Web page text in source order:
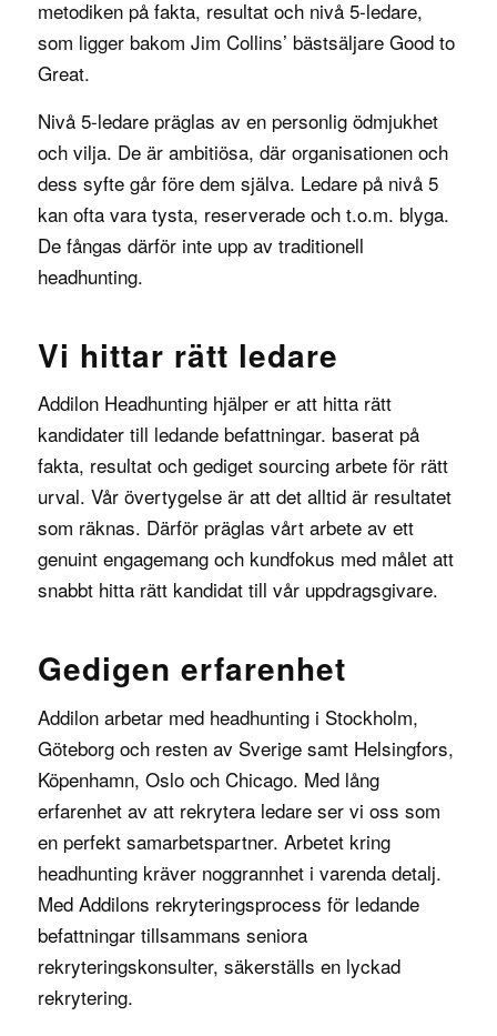
metodiken på fakta, resultat och nivå 5-ledare,
som ligger bakom Jim Collins’ bästsäljare Good to
Great.
Nivå 5-ledare präglas av en personlig ödmjukhet
och vilja. De är ambitiösa, där organisationen och
dess syfte går före dem själva. Ledare på nivå 5
kan ofta vara tysta, reserverade och t.o.m. blyga.
De fångas därför inte upp av traditionell
headhunting.
Vi hittar rätt ledare
Addilon Headhunting hjälper er att hitta rätt
kandidater till ledande befattningar. baserat på
fakta, resultat och gediget sourcing arbete för rätt
urval. Vår övertygelse är att det alltid är resultatet
som räknas. Därför präglas vårt arbete av ett
genuint engagemang och kundfokus med målet att
snabbt hitta rätt kandidat till vår uppdragsgivare.
Gedigen erfarenhet
Addilon arbetar med headhunting i Stockholm,
Göteborg och resten av Sverige samt Helsingfors,
Köpenhamn, Oslo och Chicago. Med lång
erfarenhet av att rekrytera ledare ser vi oss som
en perfekt samarbetspartner. Arbetet kring
headhunting kräver noggrannhet i varenda detalj.
Med Addilons rekryteringsprocess för ledande
befattningar tillsammans seniora
rekryteringskonsulter, säkerställs en lyckad
rekrytering.